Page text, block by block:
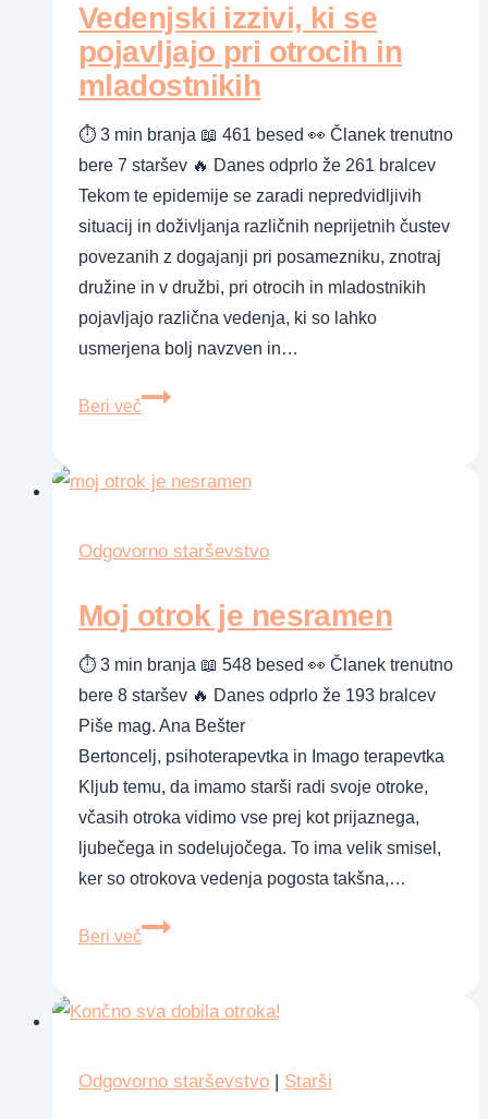
Vedenjski izzivi, ki se
pojavljajo pri otrocih in
mladostnikih
⏱ 3 min branja 📖 461 besed 👀 Članek trenutno
bere 7 staršev 🔥 Danes odprlo že 261 bralcev
Tekom te epidemije se zaradi nepredvidljivih
situacij in doživljanja različnih neprijetnih čustev
povezanih z dogajanji pri posamezniku, znotraj
družine in v družbi, pri otrocih in mladostnikih
pojavljajo različna vedenja, ki so lahko
usmerjena bolj navzven in…
Beri več
Vedenjski
se
pri
in
Odgovorno starševstvo
Moj otrok je nesramen
⏱ 3 min branja 📖 548 besed 👀 Članek trenutno
bere 8 staršev 🔥 Danes odprlo že 193 bralcev
Piše mag. Ana Bešter
Bertoncelj, psihoterapevtka in Imago terapevtka
Kljub temu, da imamo starši radi svoje otroke,
včasih otroka vidimo vse prej kot prijaznega,
ljubečega in sodelujočega. To ima velik smisel,
ker so otrokova vedenja pogosta takšna,…
Beri več
Moj
nesramen
Odgovorno starševstvo | Starši